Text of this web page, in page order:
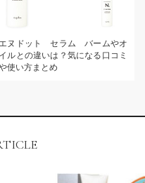
エヌドット セラム バームやオ
イルとの違いは？気になる口コミ
使い方まとめ